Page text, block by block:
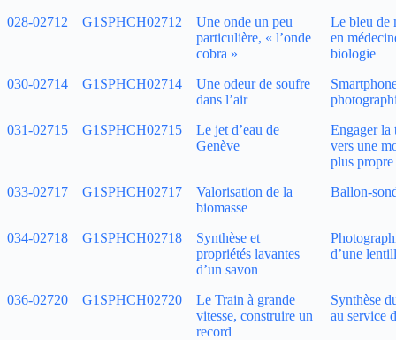
028‑02712
G1SPHCH02712
Une onde un peu
particulière, « l’onde
cobra »
Le bleu de
en
biologie
030‑02714
G1SPHCH02714
Une odeur de soufre
dans l’air
031‑02715
G1SPHCH02715
Le jet d’eau de
Genève
Engager la
vers une
plus propre
033‑02717
G1SPHCH02717
Valorisation de la
biomasse
Ballon-
034‑02718 G1SPHCH02718
Synthèse et
propriétés lavantes
d’un savon
d’une
036‑02720 G1SPHCH02720
Le Train à grande
vitesse, construire un
record
Synthèse
au service